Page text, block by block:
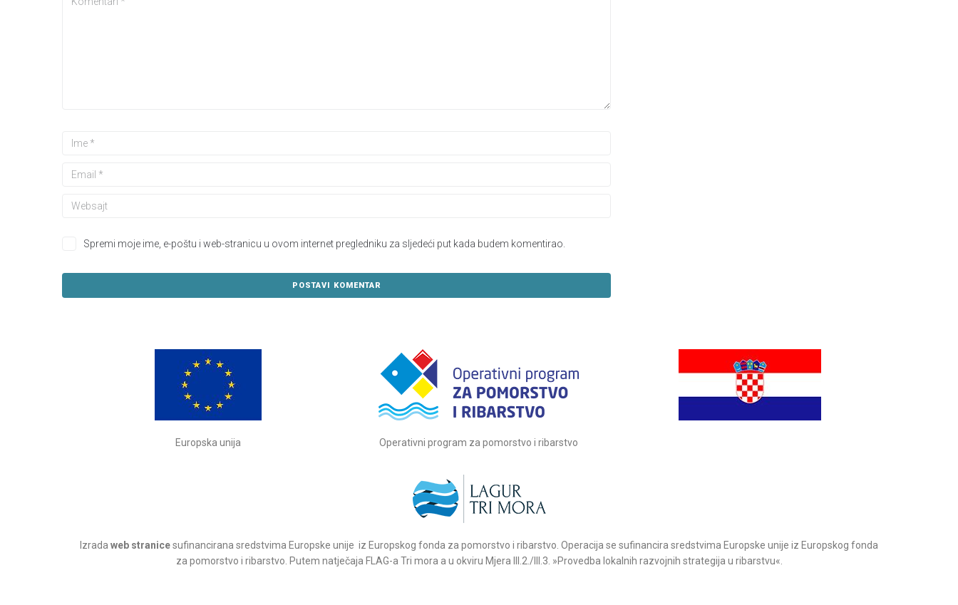
Spremi moje ime, e-poštu i web-stranicu u ovom internet pregledniku za sljedeći put kada budem komentirao.
Europska unija Operativni program za pomorstvo i ribarstvo
Izrada web stranicesufinancirana sredstvima Europske unije iz Europskog fonda za pomorstvo i ribarstvo. Operacija se sufinancira sredstvima Europske unije iz Europskog fonda
za pomorstvo i ribarstvo. Putem natječaja FLAG-a Tri mora a u okviru Mjera III.2./III.3. »Provedba lokalnih razvojnih strategija u ribarstvu«.